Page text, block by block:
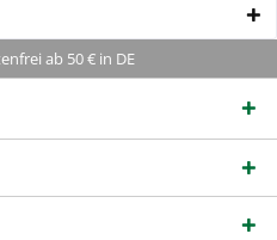
ab 50 € in DE